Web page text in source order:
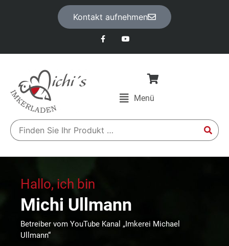
Kontakt aufnehmen
Menü
Hallo, ich bin
Michi Ullmann
Betreiber vom YouTube Kanal „Imkerei Michael
Ullmann“